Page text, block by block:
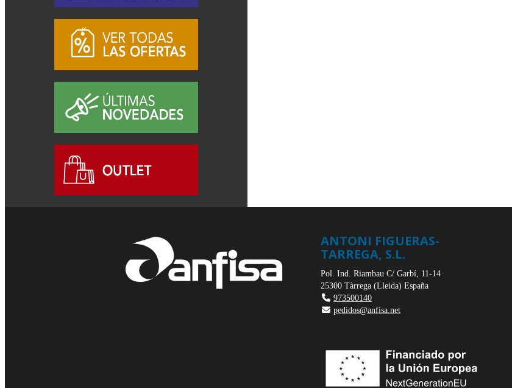
ANTONI FIGUERAS-
TARREGA, S.L.
Pol. Ind. Riambau C/ Garbí, 11-14
25300 Tàrrega(Lleida) España
973500140
pedidos@anfisa.net